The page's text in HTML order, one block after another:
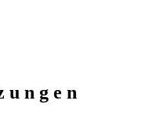
u n g e n